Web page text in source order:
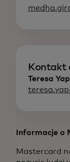
Kontakt
Teresa
Informacje o
Mastercard